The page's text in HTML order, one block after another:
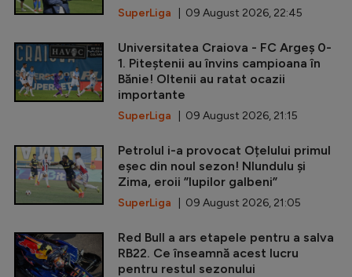
SuperLiga | 09 August 2026, 22:45
Universitatea Craiova - FC Argeș 0-
1. Piteștenii au învins campioana în
Bănie! Oltenii au ratat ocazii
importante
SuperLiga | 09 August 2026, 21:15
Petrolul i-a provocat Oțelului primul
eșec din noul sezon! Nlundulu și
Zima, eroii ”lupilor galbeni”
SuperLiga | 09 August 2026, 21:05
Red Bull a ars etapele pentru a salva
RB22. Ce înseamnă acest lucru
pentru restul sezonului